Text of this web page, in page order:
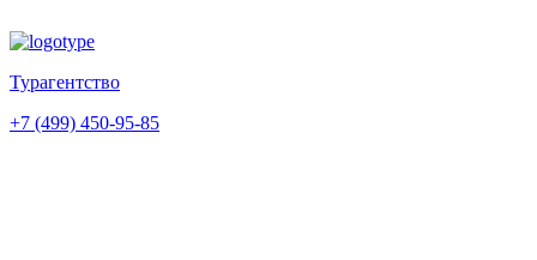
Турагентство
+7 (499) 450-95-85